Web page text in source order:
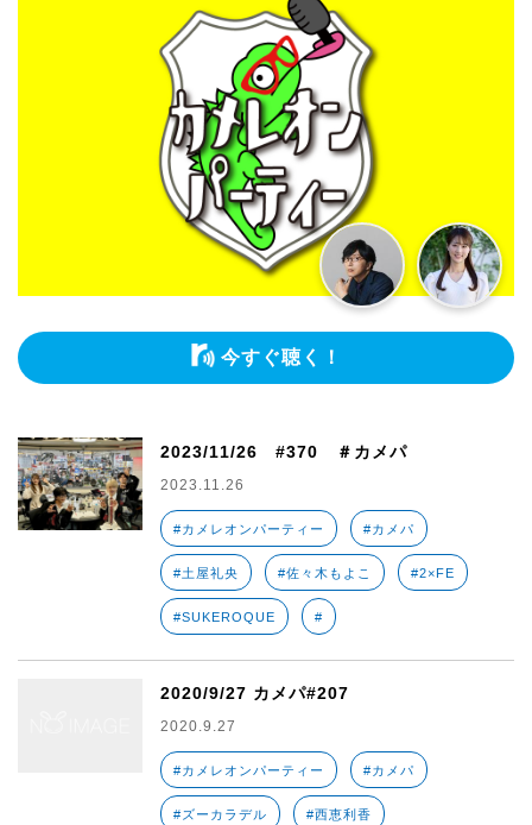
今すぐ聴く！
2023/11/26 #370 ＃カメパ
2023.11.26
#カメレオンパーティー #カメパ
#土屋礼央 #佐々木もよこ #2×FE
#SUKEROQUE #
2020/9/27 カメパ#207
2020.9.27
#カメレオンパーティー #カメパ
#ズーカラデル #西恵利香